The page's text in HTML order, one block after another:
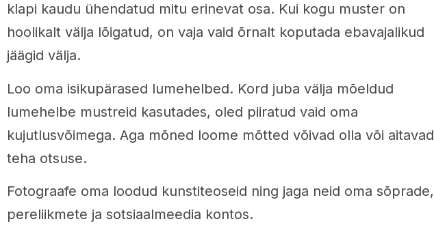
klapi kaudu ühendatud mitu erinevat osa. Kui kogu muster on
hoolikalt välja lõigatud, on vaja vaid õrnalt koputada ebavajalikud
jäägid välja.
Loo oma isikupärased lumehelbed. Kord juba välja mõeldud
lumehelbe mustreid kasutades, oled piiratud vaid oma
kujutlusvõimega. Aga mõned loome mõtted võivad olla või aitavad
teha otsuse.
Fotograafe oma loodud kunstiteoseid ning jaga neid oma sõprade,
pereliikmete ja sotsiaalmeedia kontos.